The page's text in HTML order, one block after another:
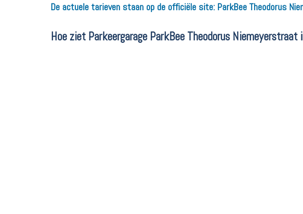
De actuele tarieven staan op de officiële site: ParkBee Theodorus
Hoe ziet Parkeergarage ParkBee Theodorus Niemeyerstraat